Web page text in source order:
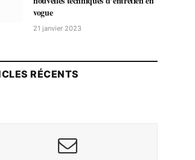
vogue
21 janvier 2023
RÉCENTS